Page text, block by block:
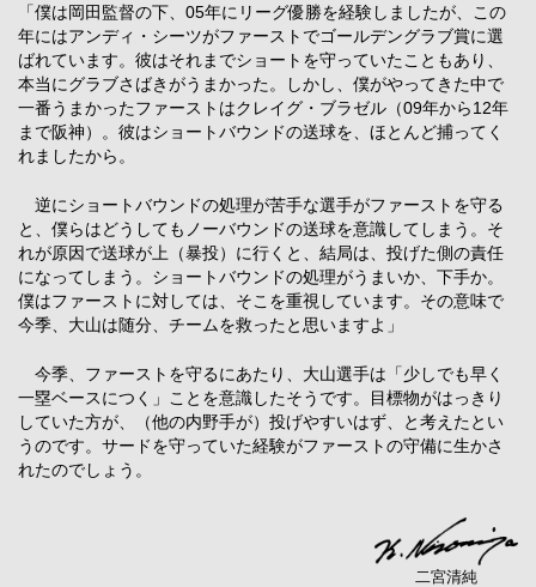
「僕は岡田監督の下、05年にリーグ優勝を経験しましたが、この
年にはアンディ・シーツがファーストでゴールデングラブ賞に選
ばれています。彼はそれまでショートを守っていたこともあり、
本当にグラブさばきがうまかった。しかし、僕がやってきた中で
一番うまかったファーストはクレイグ・ブラゼル（09年から12年
まで阪神）。彼はショートバウンドの送球を、ほとんど捕ってく
れましたから。
逆にショートバウンドの処理が苦手な選手がファーストを守る
と、僕らはどうしてもノーバウンドの送球を意識してしまう。そ
れが原因で送球が上（暴投）に行くと、結局は、投げた側の責任
になってしまう。ショートバウンドの処理がうまいか、下手か。
僕はファーストに対しては、そこを重視しています。その意味で
今季、大山は随分、チームを救ったと思いますよ」
今季、ファーストを守るにあたり、大山選手は「少しでも早く
一塁ベースにつく」ことを意識したそうです。目標物がはっきり
していた方が、（他の内野手が）投げやすいはず、と考えたとい
うのです。サードを守っていた経験がファーストの守備に生かさ
れたのでしょう。
二宮清純